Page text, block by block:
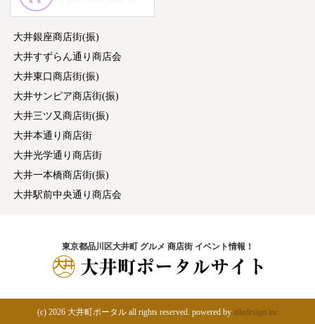
大井銀座商店街(振)
大井すずらん通り商店会
大井東口商店街(振)
大井サンピア商店街(振)
大井三ツ又商店街(振)
大井本通り商店街
大井光学通り商店街
大井一本橋商店街(振)
大井駅前中央通り商店会
東京都品川区大井町 グルメ 商店街 イベント情報！
(c) 2026 大井町ポータル all rights reserved. powered by ailedesign.inc